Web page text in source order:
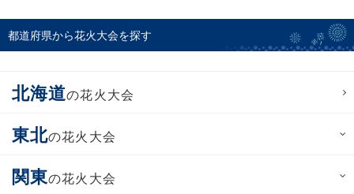
都道府県から花火大会を探す
北海道の花火大会
東北の花火大会
関東の花火大会